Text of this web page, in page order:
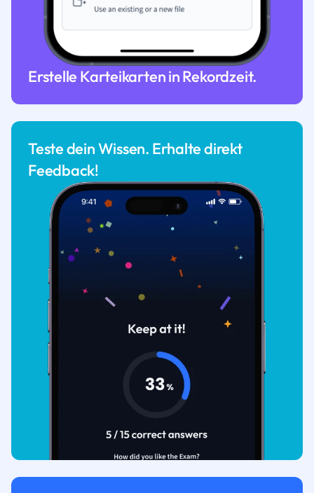
Erstelle Karteikarten in Rekordzeit.
Teste dein Wissen. Erhalte direkt
Feedback!